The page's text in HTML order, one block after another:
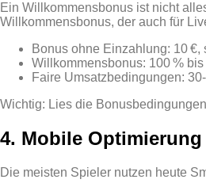
Ein Willkommensbonus ist nicht
Willkommensbonus, der auch für
Bonus ohne Einzahlung: 10 €,
Willkommensbonus: 100 %
Faire Umsatzbedingungen:
Wichtig: Lies die
4. Mobile
Die meisten Spieler nutzen heute